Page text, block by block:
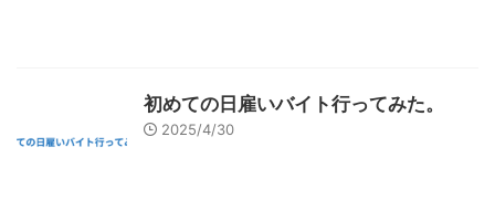
初めての日雇いバイト行ってみた。
2025/4/30